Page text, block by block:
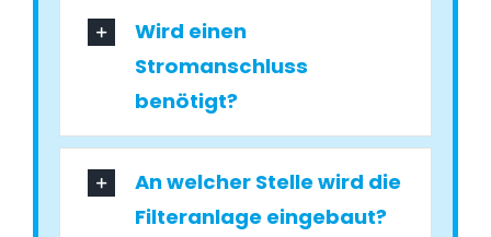
Wird einen
Stromanschluss
benötigt?
An welcher Stelle wird die
Filteranlage eingebaut?